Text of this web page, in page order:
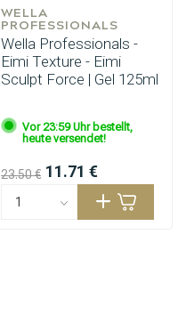
WELLA
PROFESSIONALS
Wella Professionals -
Eimi Texture - Eimi
Sculpt Force | Gel 125ml
Vor 23:59 Uhr bestellt,
heute versendet!
23.50 € 11.71 €